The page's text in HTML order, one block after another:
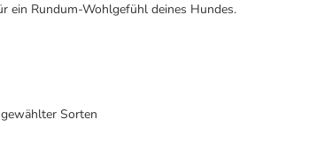
ein Rundum-Wohlgefühl deines Hundes.
Sorten